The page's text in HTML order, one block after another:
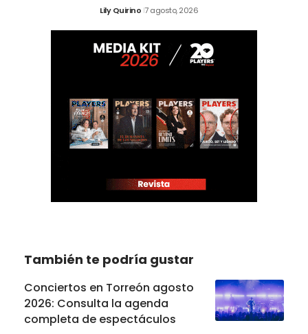
Lily Quirino 7 agosto, 2026
También te podría gustar
Conciertos en Torreón agosto
2026: Consulta la agenda
completa de espectáculos